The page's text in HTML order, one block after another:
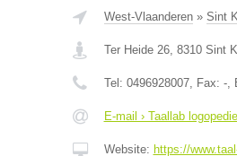
West-Vlaanderen» Sint
Ter Heide 26, 8310 Sint
Tel: 0496928007, Fax: -,
E-mail › Taallab
Website: https://